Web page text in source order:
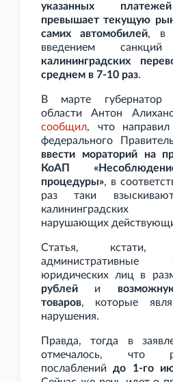
указанных
превышает текущую
самих автомобилей, в
введением
калининградских
среднем в 7-10 раз.
В марте губернатор
области Антон
сообщил, что
федерального
ввести мораторий на
КоАП
процедуры», в
раз таки
калининградских
нарушающих
Статья, кстати,
юридических лиц в
рублей и
товаров, которые
нарушения.
Правда, тогда в
отмечалось, что
послабленийдо 1-го